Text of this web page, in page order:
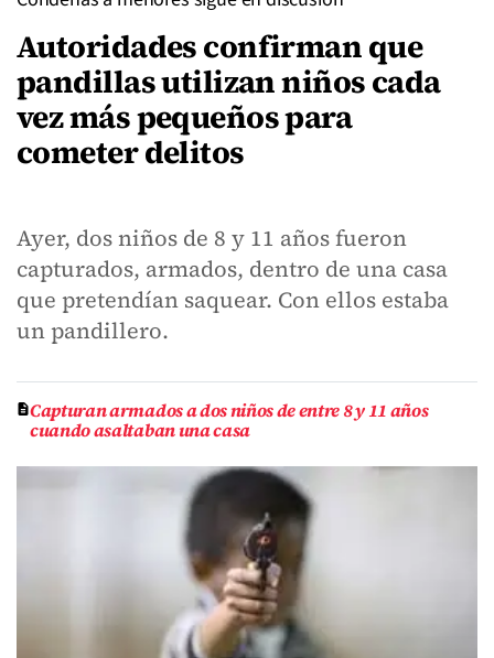
Autoridades confirman que
pandillas utilizan niños cada
vez más pequeños para
cometer delitos
Ayer, dos niños de 8 y 11 años fueron
capturados, armados, dentro de una casa
que pretendían saquear. Con ellos estaba
un pandillero.
Capturan armados a dos niños de entre 8 y 11 años
cuando asaltaban una casa